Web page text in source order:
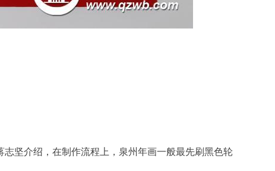
坚介绍，在制作流程上，泉州年画一般最先刷黑色轮